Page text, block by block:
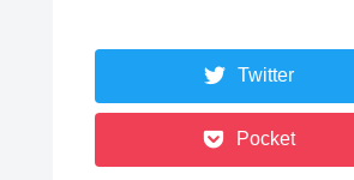
Twitter
Pocket